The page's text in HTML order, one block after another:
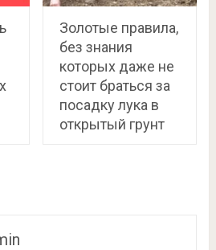
Золотые правила,
без знания
которых даже не
стоит браться за
посадку лука в
открытый грунт